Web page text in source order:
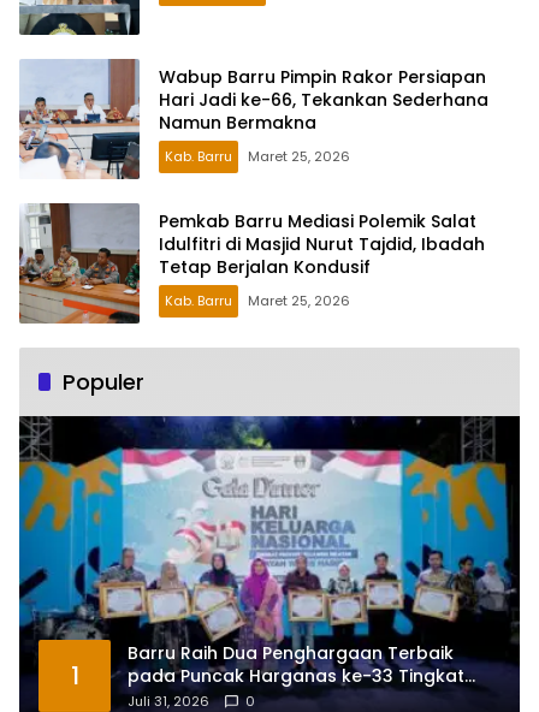
Wabup Barru Pimpin Rakor Persiapan
Hari Jadi ke-66, Tekankan Sederhana
Namun Bermakna
Kab. Barru Maret 25, 2026
Pemkab Barru Mediasi Polemik Salat
Idulfitri di Masjid Nurut Tajdid, Ibadah
Tetap Berjalan Kondusif
Kab. Barru Maret 25, 2026
Populer
1
Barru Raih Dua Penghargaan Terbaik
pada Puncak Harganas ke-33 Tingkat
Sulawesi Selatan
Juli 31, 2026 0